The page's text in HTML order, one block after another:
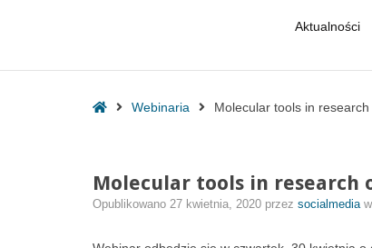
Aktualności
HomeWebinaria Molecular tools in
Molecular tools in research
Opublikowano 27 kwietnia, 2020 przez socialmedia w